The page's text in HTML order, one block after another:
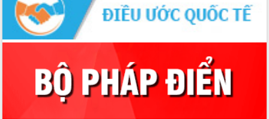
Sôi nổi Hội đua ngựa truyền thống Gò
Thì Thùng mừng Xuân Bính Ngọ 2026
Lãnh đạo tỉnh dâng hương tưởng niệm
tại Đập Đồng Cam đầu Xuân Bính Ngọ
Ngành nông nghiệp phấn đấu tăng
trưởng đạt 5,86% trong năm 2026
UBND tỉnh Đắk Lắk triển khai công tác
quốc phòng, quân sự địa phương năm